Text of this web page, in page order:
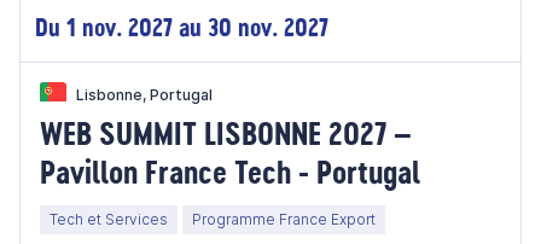
Du 1 nov. 2027 au 30 nov. 2027
Lisbonne, Portugal
WEB SUMMIT LISBONNE 2027 –
Pavillon France Tech - Portugal
Tech et Services Programme France Export